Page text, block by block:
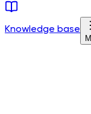
Knowledge base